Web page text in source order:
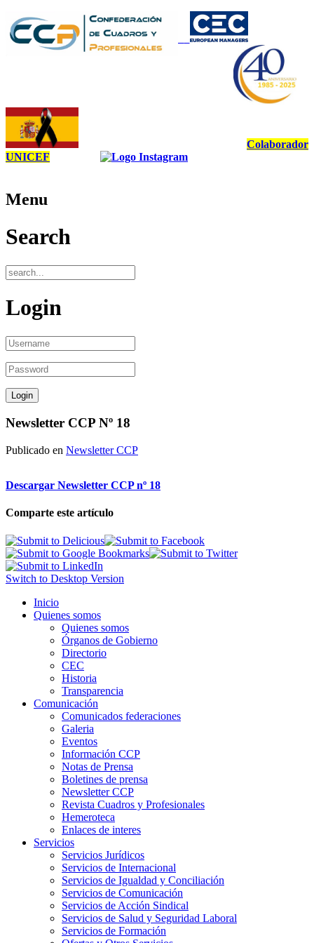
Colaborador
UNICEF
Menu
Search
Login
Newsletter CCP Nº 18
Publicado en Newsletter CCP
Descargar Newsletter CCP nº 18
Comparte este artículo
Switch to Desktop Version
Inicio
Quienes somos
Quienes somos
Órganos de Gobierno
Directorio
CEC
Historia
Transparencia
Comunicación
Comunicados federaciones
Galeria
Eventos
Información CCP
Notas de Prensa
Boletines de prensa
Newsletter CCP
Revista Cuadros y Profesionales
Hemeroteca
Enlaces de interes
Servicios
Servicios Jurídicos
Servicios de Internacional
Servicios de Igualdad y Conciliación
Servicios de Comunicación
Servicios de Acción Sindical
Servicios de Salud y Seguridad Laboral
Servicios de Formación